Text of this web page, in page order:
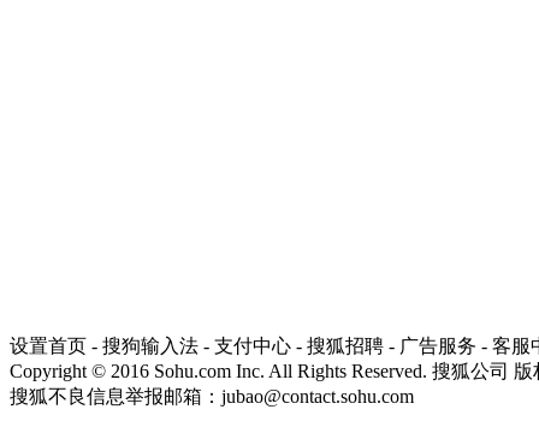
设置首页 - 搜狗输入法 - 支付中心 - 搜狐招聘 - 广告服务 - 客服
Copyright © 2016 Sohu.com Inc. All Rights Reserved. 搜狐公司 版
搜狐不良信息举报邮箱： jubao@contact.sohu.com